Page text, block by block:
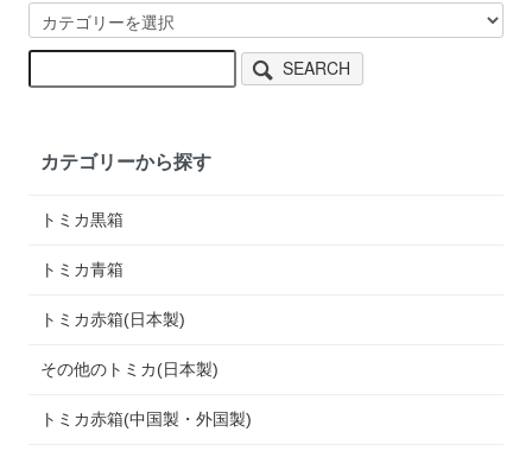
SEARCH
カテゴリーから探す
トミカ黒箱
トミカ青箱
トミカ赤箱(日本製)
その他のトミカ(日本製)
トミカ赤箱(中国製・外国製)